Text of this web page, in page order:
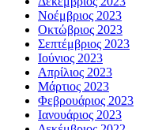
Νοέμβριος 2023
Οκτώβριος 2023
Σεπτέμβριος 2023
Ιούνιος 2023
Απρίλιος 2023
Μάρτιος 2023
Φεβρουάριος 2023
Ιανουάριος 2023